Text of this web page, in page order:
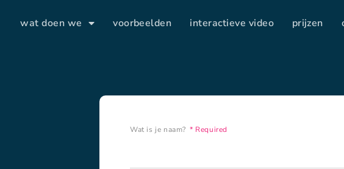
wat doen we voorbeelden interactieve video prijzen
Wat is je naam?